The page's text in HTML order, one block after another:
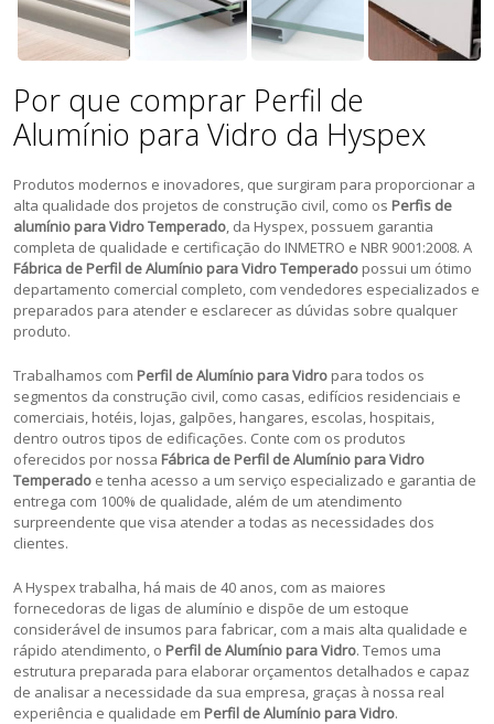
Por que comprar Perfil de
Alumínio para Vidro da Hyspex
Produtos modernos e inovadores, que surgiram para proporcionar a
alta qualidade dos projetos de construção civil, como os Perfis de
alumínio para Vidro Temperado, da Hyspex, possuem garantia
completa de qualidade e certificação do INMETRO e NBR 9001:2008. A
Fábrica de Perfil de Alumínio para Vidro Temperado possui um ótimo
departamento comercial completo, com vendedores especializados e
preparados para atender e esclarecer as dúvidas sobre qualquer
produto.
Trabalhamos com Perfil de Alumínio para Vidro para todos os
segmentos da construção civil, como casas, edifícios residenciais e
comerciais, hotéis, lojas, galpões, hangares, escolas, hospitais,
dentro outros tipos de edificações. Conte com os produtos
oferecidos por nossa Fábrica de Perfil de Alumínio para Vidro
Temperado e tenha acesso a um serviço especializado e garantia de
entrega com 100% de qualidade, além de um atendimento
surpreendente que visa atender a todas as necessidades dos
clientes.
A Hyspex trabalha, há mais de 40 anos, com as maiores
fornecedoras de ligas de alumínio e dispõe de um estoque
considerável de insumos para fabricar, com a mais alta qualidade e
rápido atendimento, o Perfil de Alumínio para Vidro. Temos uma
estrutura preparada para elaborar orçamentos detalhados e capaz
de analisar a necessidade da sua empresa, graças à nossa real
experiência e qualidade em Perfil de Alumínio para Vidro.